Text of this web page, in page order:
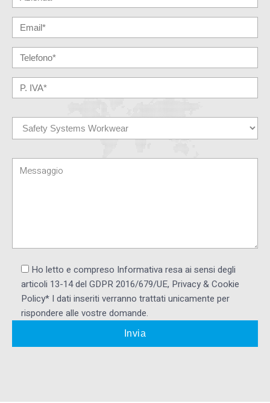
Ho letto e compreso Informativa resa ai ​sensi degli
articoli 13-14 del GDPR 2016/679/UE, Privacy & Cookie
Policy* I dati inseriti verranno trattati unicamente per
rispondere alle vostre domande.